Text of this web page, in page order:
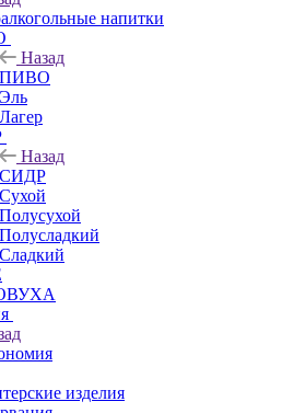
напитки
Назад
ПИВО
Эль
Лагер
Назад
СИДР
Сухой
Полусухой
Полусладкий
Сладкий
изделия